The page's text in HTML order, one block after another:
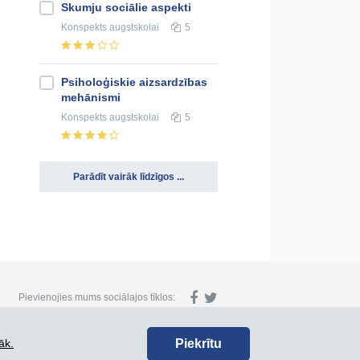
Skumju sociālie aspekti
Konspekts augstskolai 5
Psiholoģiskie aizsardzības
mehānismi
Konspekts augstskolai 5
Parādīt vairāk līdzīgos ...
Pievienojies mums sociālajos tīklos:
Piekrītu